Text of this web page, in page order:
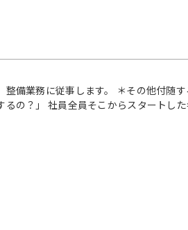
備業務に従事します。 ＊その他付随
の？」 社員全員そこからスタートし